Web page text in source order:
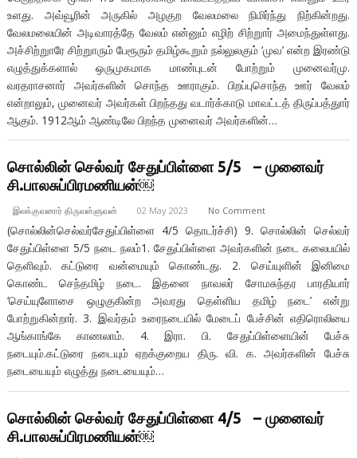
உளது. அவ்வூரின் அருகில் அழகுற வேலமலை நிமிர்ந்து நிற்கின்றது.
வேலமலையின் அடிவாரத்தே வேலம் என்னும் எழிற் சிற்றுார் அமைந்துள்ளது.
அச்சிற்றுாரே சிற்றுாரும் பேரூரும் தமிழ்கூறும் நல்லுலகும் ‘முவ’ என்ற இரண்டு
எழுத்துக்களால் ஒருமுகமாக மாண்புடன் போற்றும் முனைவர்மு.
வரதராசனார் அவர்களின் சொந்த ஊராகும். பிறப்புசொந்த ஊர் வேலம்
என்றாலும், முனைவர் அவர்கள் பிறந்தது வடார்க்காடு மாவட்டத் திருப்பத்துார்
ஆகும். 1912ஆம் ஆண்டிலே பிறந்த முனைவர் அவர்களின்…
சொல்லின் செல்வர் சேதுப்பிள்ளை 5/5 – முனைவர்
சி.பாலசுப்பிரமணியன்￼
இலக்குவனார் திருவள்ளுவன் 02 May 2023 No Comment
(சொல்லின்செல்வர்சேதுப்பிள்ளை 4/5 தொடர்ச்சி) 9. சொல்லின் செல்வர்
சேதுப்பிள்ளை 5/5 நடை நலம்1. சேதுப்பிள்ளை அவர்களின் நடை கலைபயில்
தெளிவும். கட்டுரை வன்மையும் கொண்டது. 2. செய்யுளின் இனிமை
கொண்ட செந்தமிழ் நடை. இதனை நாவலர் சோமசுந்தர பாரதியார்
‘செய்யுளோசை ஒழுகுகின்ற அவரது தெள்ளிய தமிழ் நடை’ என்று
போற்றுகின்றார். 3. இவர்தம் உரைநடையில் மேடைப் பேச்சின் எதிரொலியை
ஆங்காங்கே காணலாம். 4. இரா. பி. சேதுப்பிள்ளையின் பேச்சு
நடையும்.கட்டுரை நடையும் ஏறக்குறைய திரு. வி. க. அவர்களின் பேச்சு
நடையையும் எழுத்து நடையையும்…
சொல்லின் செல்வர் சேதுப்பிள்ளை 4/5 – முனைவர்
சி.பாலசுப்பிரமணியன்￼